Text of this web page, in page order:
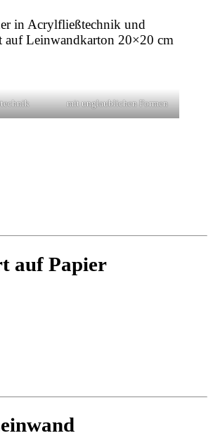
in Acrylfließtechnik und
auf Leinwandkarton 20×20 cm
mit unglaublichen Formen
auf Papier